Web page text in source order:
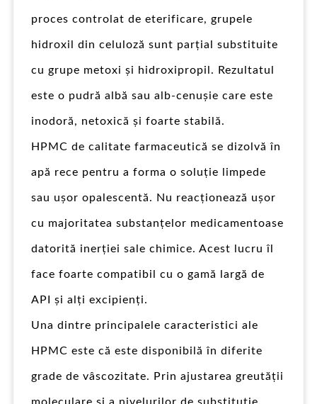
proces controlat de eterificare, grupele
hidroxil din celuloză sunt parțial substituite
cu grupe metoxi și hidroxipropil. Rezultatul
este o pudră albă sau alb-cenușie care este
inodoră, netoxică și foarte stabilă.
HPMC de calitate farmaceutică se dizolvă în
apă rece pentru a forma o soluție limpede
sau ușor opalescentă. Nu reacționează ușor
cu majoritatea substanțelor medicamentoase
datorită inerției sale chimice. Acest lucru îl
face foarte compatibil cu o gamă largă de
API și alți excipienți.
Una dintre principalele caracteristici ale
HPMC este că este disponibilă în diferite
grade de vâscozitate. Prin ajustarea greutății